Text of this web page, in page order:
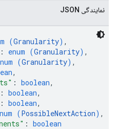
نمایندگی JSON
(Granularity) ,
: enum (Granularity) ,
(Granularity) ,
,
: boolean,
: boolean,
: boolean,
(PossibleNextAction) ,
: boolean